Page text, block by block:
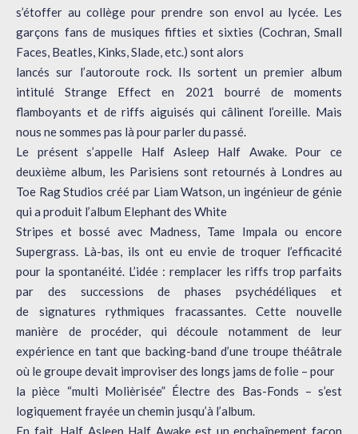
s’étoffer au collège pour prendre son envol au lycée. Les
garçons fans de musiques fifties et sixties (Cochran, Small
Faces, Beatles, Kinks, Slade, etc.) sont alors
lancés sur l’autoroute rock. Ils sortent un premier album
intitulé Strange Effect en 2021 bourré de moments
flamboyants et de riffs aiguisés qui câlinent l’oreille. Mais
nous ne sommes pas là pour parler du passé.
Le présent s’appelle Half Asleep Half Awake. Pour ce
deuxième album, les Parisiens sont retournés à Londres au
Toe Rag Studios créé par Liam Watson, un ingénieur de génie
qui a produit l’album Elephant des White
Stripes et bossé avec Madness, Tame Impala ou encore
Supergrass. Là-bas, ils ont eu envie de troquer l’efficacité
pour la spontanéité. L’idée : remplacer les riffs trop parfaits
par des successions de phases psychédéliques et
de signatures rythmiques fracassantes. Cette nouvelle
manière de procéder, qui découle notamment de leur
expérience en tant que backing-band d’une troupe théâtrale
où le groupe devait improviser des longs jams de folie – pour
la pièce “multi Molièrisée” Électre des Bas-Fonds – s’est
logiquement frayée un chemin jusqu’à l’album.
En fait, Half Asleep Half Awake est un enchaînement façon